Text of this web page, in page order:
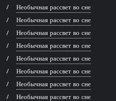
Необычная рассвет во сне
Необычная рассвет во сне
Необычная рассвет во сне
Необычная рассвет во сне
Необычная рассвет во сне
Необычная рассвет во сне
Необычная рассвет во сне
Необычная рассвет во сне